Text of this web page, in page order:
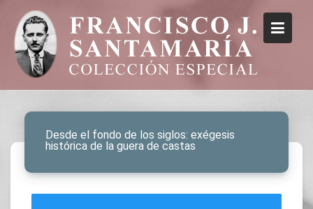
Desde el fondo de los siglos: exégesis
histórica de la guera de castas